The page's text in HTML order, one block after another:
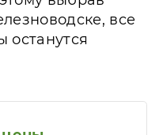
все
останутся